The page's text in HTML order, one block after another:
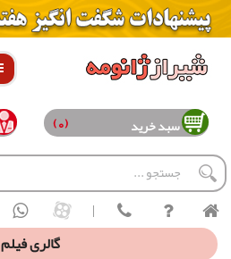
سبد خرید (0)
|
گالری فیلم